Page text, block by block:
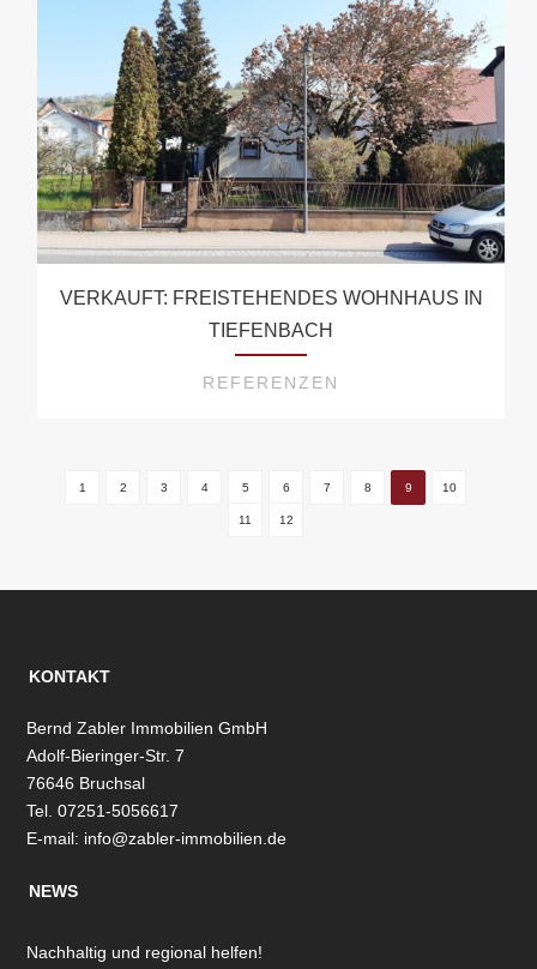
VERKAUFT: FREISTEHENDES WOHNHAUS IN
TIEFENBACH
REFERENZEN
1 2 3 4 5 6 7 8 9 10
11 12
KONTAKT
Bernd Zabler Immobilien GmbH
Adolf-Bieringer-Str. 7
76646 Bruchsal
Tel. 07251-5056617
E-mail: info@zabler-immobilien.de
NEWS
Nachhaltig und regional helfen!